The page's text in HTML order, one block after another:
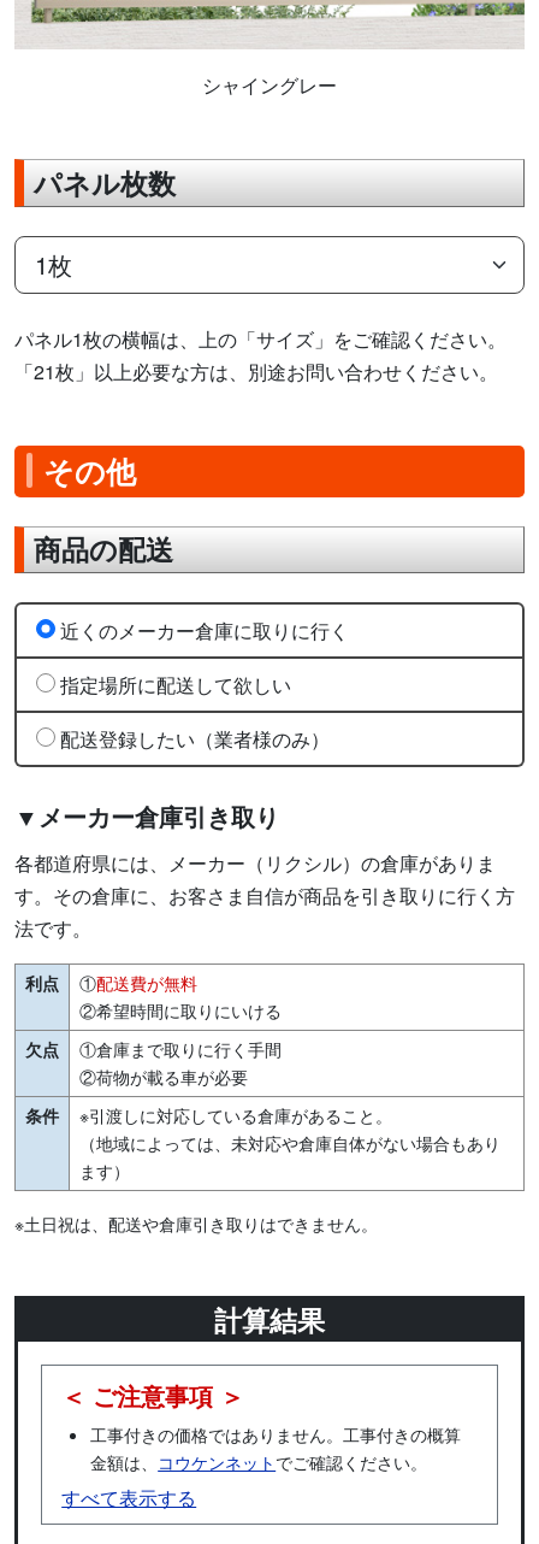
シャイングレー
パネル枚数
パネル1枚の横幅は、上の「サイズ」をご確認ください。
「21枚」以上必要な方は、別途お問い合わせください。
その他
商品の配送
▼メーカー倉庫引き取り
各都道府県には、メーカー（リクシル）の倉庫がありま
す。その倉庫に、お客さま自信が商品を引き取りに行く方
法です。
利点 ①配送費が無料
②希望時間に取りにいける
欠点
①倉庫まで取りに行く手間
②荷物が載る車が必要
条件
※引渡しに対応している倉庫があること。
（地域によっては、未対応や倉庫自体がない場合もあり
ます）
※土日祝は、配送や倉庫引き取りはできません。
近くのメーカー倉庫に取りに行く
指定場所に配送して欲しい
配送登録したい（業者様のみ）
計算結果
＜ ご注意事項 ＞
工事付きの価格ではありません。工事付きの概算
金額は、 コウケンネット でご確認ください。
すべて表示する